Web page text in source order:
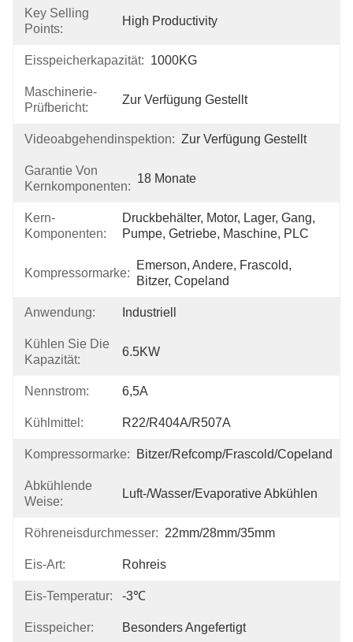
Key Selling
Points:
High Productivity
Eisspeicherkapazität: 1000KG
Maschinerie-
Prüfbericht:
Zur Verfügung Gestellt
Videoabgehendinspektion: Zur Verfügung Gestellt
Garantie Von
Kernkomponenten:
18 Monate
Kern-
Komponenten:
Druckbehälter, Motor, Lager, Gang,
Pumpe, Getriebe, Maschine, PLC
Kompressormarke:
Emerson, Andere, Frascold,
Bitzer, Copeland
Anwendung: Industriell
Kühlen Sie Die
Kapazität:
6.5KW
Nennstrom: 6,5A
Kühlmittel: R22/R404A/R507A
Kompressormarke: Bitzer/Refcomp/Frascold/Copeland
Abkühlende
Weise:
Luft-/Wasser/Evaporative Abkühlen
Röhreneisdurchmesser: 22mm/28mm/35mm
Eis-Art: Rohreis
Eis-Temperatur: -3℃
Eisspeicher: Besonders Angefertigt